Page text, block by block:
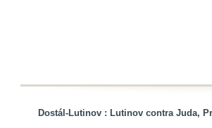
Dostál-Lutinov : Lutinov contra Juda,